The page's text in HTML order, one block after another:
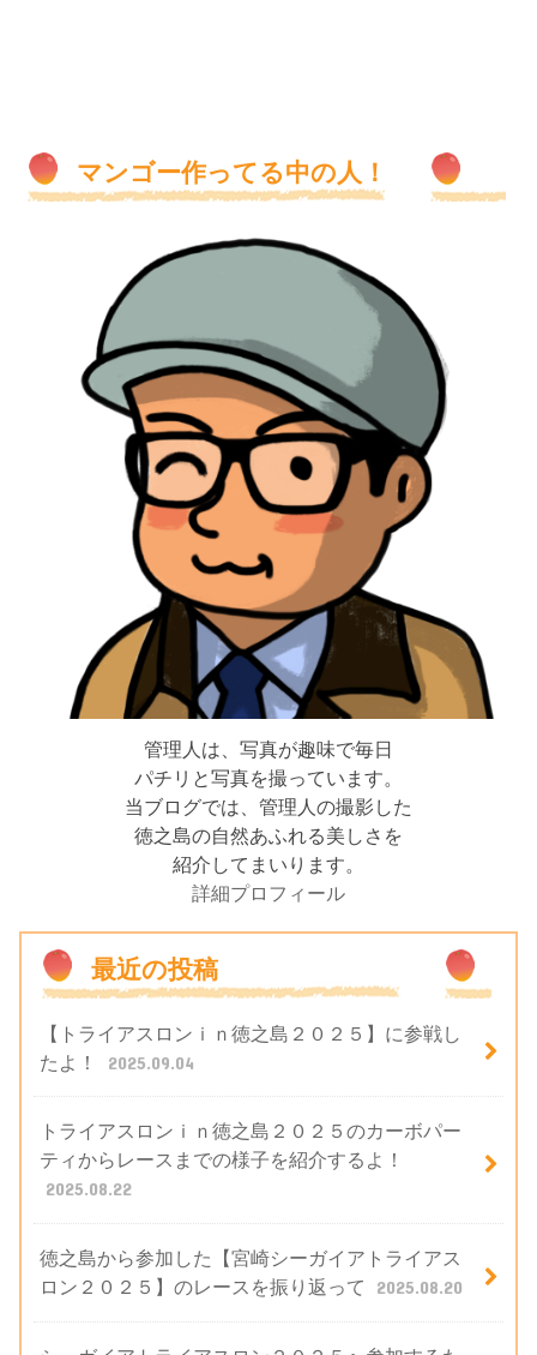
マンゴー作ってる中の人！
管理人は、写真が趣味で毎日
パチリと写真を撮っています。
当ブログでは、管理人の撮影した
徳之島の自然あふれる美しさを
紹介してまいります。
詳細プロフィール
最近の投稿
【トライアスロンｉｎ徳之島２０２５】に参戦し
たよ！
2025.09.04
トライアスロンｉｎ徳之島２０２５のカーボパー
ティからレースまでの様子を紹介するよ！
2025.08.22
徳之島から参加した【宮崎シーガイアトライアス
ロン２０２５】のレースを振り返って
2025.08.20